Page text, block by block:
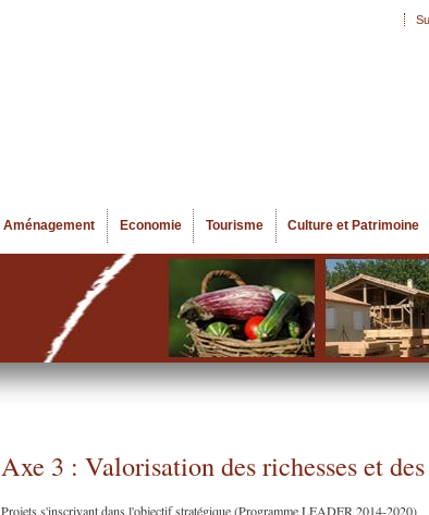
Aménagement Economie Tourisme Culture et Patrimoine
Axe 3 : Valorisation des richesses et
Projets s'inscrivant dans l'objectif stratégique (Programme LEADER 2014-2020)